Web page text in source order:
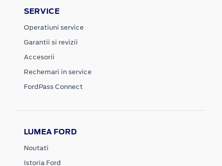
SERVICE
Operatiuni service
Garantii si revizii
Accesorii
Rechemari in service
FordPass Connect
LUMEA FORD
Noutati
Istoria Ford